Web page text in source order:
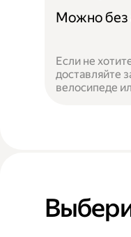
Можно без
Если не
доставляйте
велосипеде